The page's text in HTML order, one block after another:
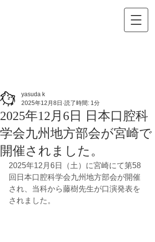
2025年12月6日 日本口腔科
学会九州地方部会が宮崎で
開催されました。
yasuda k
2025年12月8日 読了時間: 1分
2025年12月6日（土）に宮崎にて第58
回日本口腔科学会九州地方部会が開催
され、当科から藤樹先生が口演発表を
されました。